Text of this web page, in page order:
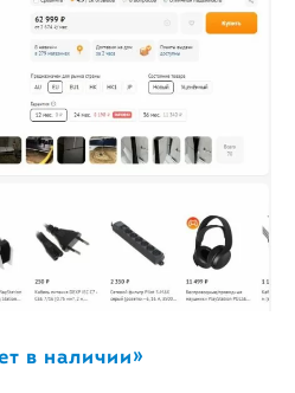
в наличии»